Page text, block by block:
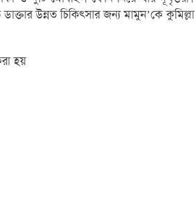
উন্নত চিকিৎসার জন্য মামুন’কে
হয়